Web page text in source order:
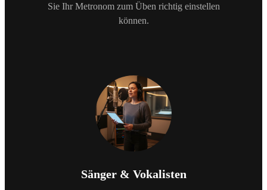
Sie Ihr Metronom zum Üben richtig einstellen
können.
Sänger & Vokalisten